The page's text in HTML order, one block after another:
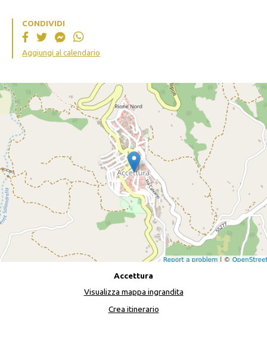
CONDIVIDI
Aggiungi al calendario
Accettura
Visualizza mappa ingrandita
Crea itinerario